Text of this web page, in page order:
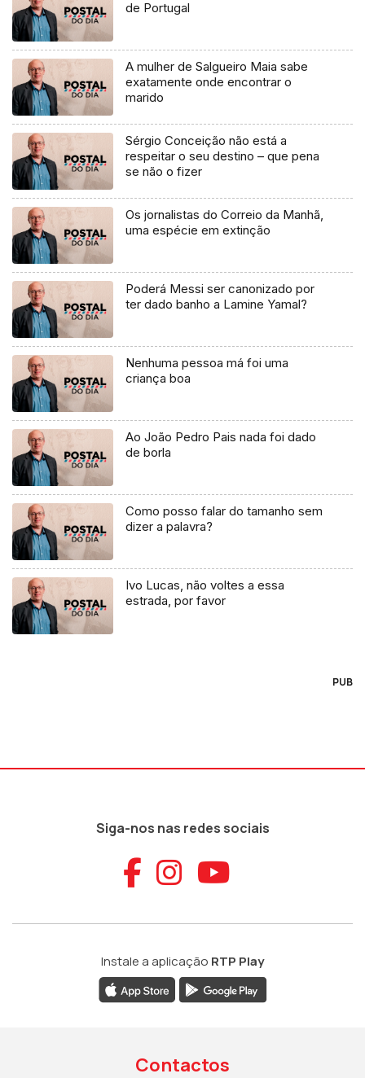
de Portugal
A mulher de Salgueiro Maia sabe
exatamente onde encontrar o
marido
Sérgio Conceição não está a
respeitar o seu destino – que pena
se não o fizer
Os jornalistas do Correio da Manhã,
uma espécie em extinção
Poderá Messi ser canonizado por
ter dado banho a Lamine Yamal?
Nenhuma pessoa má foi uma
criança boa
Ao João Pedro Pais nada foi dado
de borla
Como posso falar do tamanho sem
dizer a palavra?
Ivo Lucas, não voltes a essa
estrada, por favor
PUB
Siga-nos nas redes sociais
Aceder ao
Aceder ao
Aceder
Instale a aplicação RTP Play
Contactos